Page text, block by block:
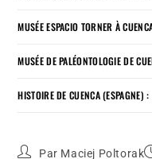
MUSÉE ESPACIO TORNER À
MUSÉE DE PALÉONTOLOGIE DE
HISTOIRE DE CUENCA (ESPAGNE)
Par Maciej Poltorak